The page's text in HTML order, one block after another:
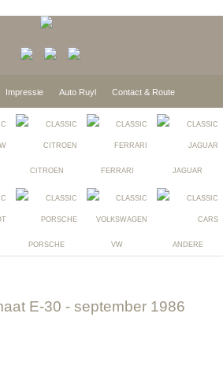
Impressie Auto Ruyl Contact & Route
CITROEN FERRARI JAGUAR
PORSCHE VW ANDERE
E-30 - september 1986